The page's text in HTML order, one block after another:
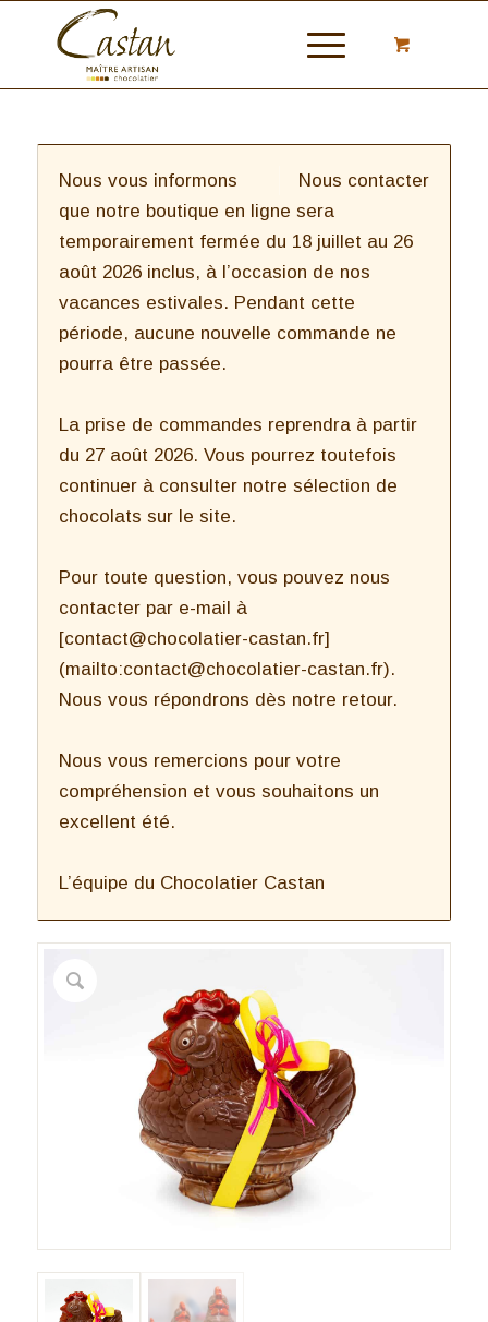
Nous contacter
Nous vous informons
que notre boutique en ligne sera
temporairement fermée du 18 juillet au 26
août 2026 inclus, à l’occasion de nos
vacances estivales. Pendant cette
période, aucune nouvelle commande ne
pourra être passée.
La prise de commandes reprendra à partir
du 27 août 2026. Vous pourrez toutefois
continuer à consulter notre sélection de
chocolats sur le site.
Pour toute question, vous pouvez nous
contacter par e-mail à
[contact@chocolatier-castan.fr]
(mailto:contact@chocolatier-castan.fr).
Nous vous répondrons dès notre retour.
Nous vous remercions pour votre
compréhension et vous souhaitons un
excellent été.
L’équipe du Chocolatier Castan